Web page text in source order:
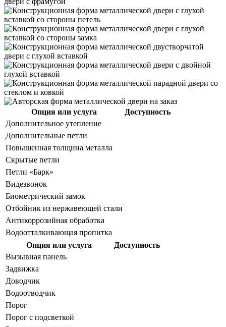
Опция или услуга
Доступность
Дополнительное утепление
Дополнительные петли
Повышенная толщина металла
Скрытые петли
Петли «Барк»
Видезвонок
Биометрический замок
Отбойник из нержавеющей стали
Антикоррозийная обработка
Водоотталкивающая пропитка
Опция или услуга
Доступность
Вызывная панель
Задвижка
Доводчик
Водоотводчик
Порог
Порог с подсветкой